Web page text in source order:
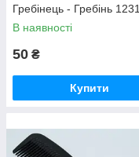
Гребінець - Гребінь 1231
В наявності
50 ₴
Купити